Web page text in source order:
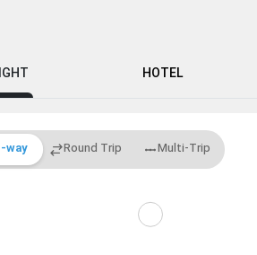
HOTEL
way Round Trip Multi-Trip